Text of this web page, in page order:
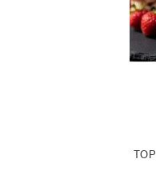
TOP